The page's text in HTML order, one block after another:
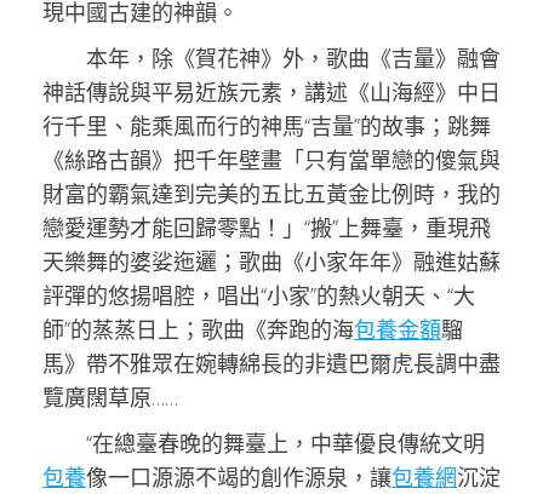
現中國古建的神韻。
本年，除《賀花神》外，歌曲《吉量》融會
神話傳說與平易近族元素，講述《山海經》中日
行千里、能乘風而行的神馬“吉量”的故事；跳舞
《絲路古韻》把千年壁畫「只有當單戀的傻氣與
財富的霸氣達到完美的五比五黃金比例時，我的
戀愛運勢才能回歸零點！」“搬”上舞臺，重現飛
天樂舞的婆娑迤邐；歌曲《小家年年》融進姑蘇
評彈的悠揚唱腔，唱出“小家”的熱火朝天、“大
師”的蒸蒸日上；歌曲《奔跑的海包養金額騮
馬》帶不雅眾在婉轉綿長的非遺巴爾虎長調中盡
覽廣闊草原……
“在總臺春晚的舞臺上，中華優良傳統文明
包養像一口源源不竭的創作源泉，讓包養網沉淀